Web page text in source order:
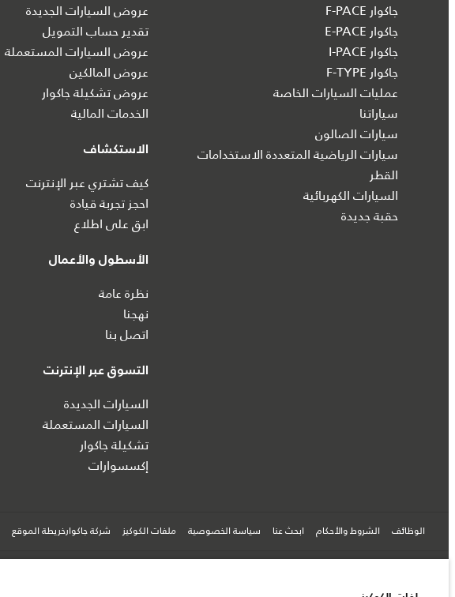
جاكوار F-PACE
جاكوار E-PACE
جاكوار I‑PACE
جاكوار F-TYPE
عمليات السيارات الخاصة
سياراتنا
سيارات الصالون
سيارات الرياضية المتعددة الاستخدامات
القطر
السيارات الكهربائية
حقبة جديدة
عروض السيارات الجديدة
تقدير حساب التمويل
عروض السيارات المستعملة
عروض المالكين
عروض تشكيلة جاكوار
الخدمات المالية
الاستكشاف
كيف تشتري عبر الإنترنت
احجز تجربة قيادة
ابق على اطلاع
الأسطول والأعمال
نظرة عامة
نهجنا
اتصل بنا
التسوق عبر الإنترنت
السيارات الجديدة
السيارات المستعملة
تشكيلة جاكوار
إكسسوارات
الوظائف الشروط والأحكام ابحث عنا سياسة الخصوصية ملفات الكوكيز شركة جاكوارخريطة الموقع